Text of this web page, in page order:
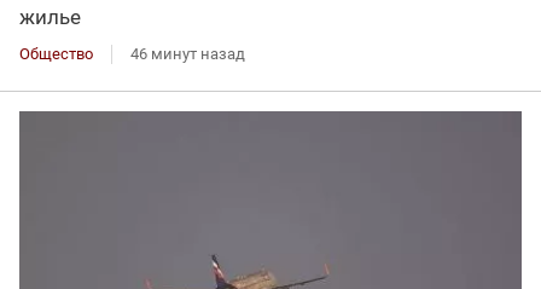
жилье
Общество 46 минут назад